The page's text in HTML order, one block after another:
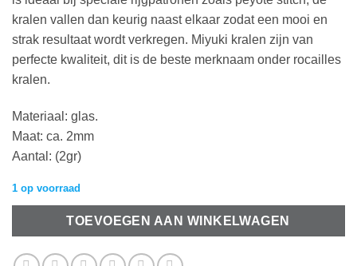
kralen vallen dan keurig naast elkaar zodat een mooi en
strak resultaat wordt verkregen. Miyuki kralen zijn van
perfecte kwaliteit, dit is de beste merknaam onder rocailles
kralen.
Materiaal: glas.
Maat: ca. 2mm
Aantal: (2gr)
1 op voorraad
TOEVOEGEN AAN WINKELWAGEN